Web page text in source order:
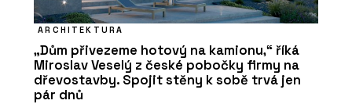
ARCHITEKTURA
„Dům přivezeme hotový na kamionu,“ říká
Miroslav Veselý z české pobočky firmy na
dřevostavby. Spojit stěny k sobě trvá jen
pár dnů